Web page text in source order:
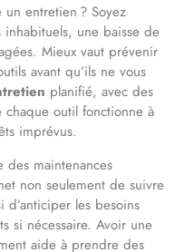
entretien ? Soyez
une baisse de
Mieux vaut prévenir
avant qu’ils ne vous
planifié, avec des
outil fonctionne à
imprévus.
maintenances
non seulement de suivre
d’anticiper les besoins
si nécessaire. Avoir une
aide à prendre des